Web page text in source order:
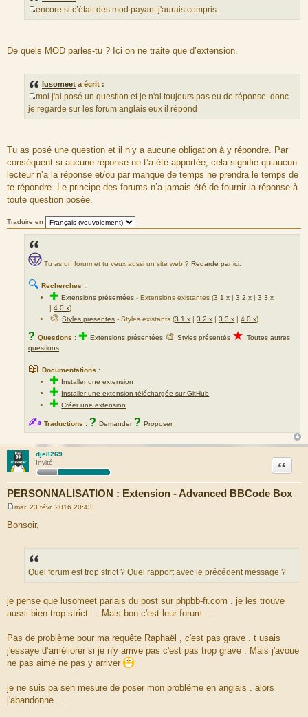
d
u
s
a
g
e
S
r
e
d
u
m
s
a
g
e
encore si c’était des mod payant j'aurais compris.
De quels MOD parles-tu ? Ici on ne traite que d’extension.
lusomeet a écrit :
S
o
c
e
d
u
m
s
s
a
g
moi j'ai posé un question et je n'ai toujours pas eu de réponse. donc
je regarde sur les forum anglais eux il répond
Tu as posé une question et il n’y a aucune obligation à y répondre. Par
conséquent si aucune réponse ne t’a été apportée, cela signifie qu’aucun
lecteur n’a la réponse et/ou par manque de temps ne prendra le temps de
te répondre. Le principe des forums n’a jamais été de fournir la réponse à
toute question posée.
Traduire en
Tu as un forum et tu veux aussi un site web ? Regarde par ici
🔍 Recherches :
✚Extensions présentées -Extensions existantes (3.1.x |3.2.x |3.3.x
|4.0.x)
🎨Styles présentés - Styles existants (3.1.x |3.2.x |3.3.x |4.0.x)
? Questions : ✚ Extensions présentées 🎨 Styles présentés ★ Toutes autres
questions
📖 Documentations :
✚ Installer une extension
✚ Installer une extension téléchargée sur GitHub
✚Créer une extension
✍ Traductions : ? Demander ? Proposer
dje8269
Invité
PERSONNALISATION : Extension - Advanced BBCode Box
Citation
s
mar. 23 févr. 2016 20:43
Bonsoir,
Quel forum est trop strict ? Quel rapport avec le précédent message ?
je pense que lusomeet parlais du post sur phpbb-fr.com . je les trouve
aussi bien trop strict ... Mais bon c'est leur forum ...
Pas de problème pour ma requête Raphaël , c'est pas grave . t usais
j'essaye d’améliorer si je n'y arrive pas c'est pas trop grave . Mais j'avoue
ne pas aimé ne pas y arriver
je ne suis pa sen mesure de poser mon probléme en anglais . alors
j'abandonne ...